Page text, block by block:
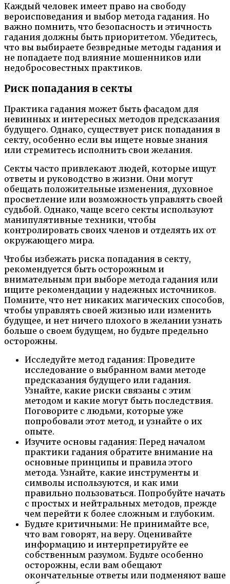
Каждый человек имеет право на свободу
вероисповедания и выбор метода гадания. Но
важно помнить, что безопасность и этичность
гадания должны быть приоритетом. Убедитесь,
что вы выбираете безвредные методы гадания и
не попадаете под влияние мошенников или
недобросовестных практиков.
Риск попадания в секты
Практика гадания может быть фасадом для
невинных и интересных методов предсказания
будущего. Однако, существует риск попадания в
секту, особенно если вы ищете новые знания
или стремитесь исполнить свои желания.
Секты часто привлекают людей, которые ищут
ответы и руководство в жизни. Они могут
обещать положительные изменения, духовное
просветление или возможность управлять своей
судьбой. Однако, чаще всего секты используют
манипулятивные техники, чтобы
контролировать своих членов и отделять их от
окружающего мира.
Чтобы избежать риска попадания в секту,
рекомендуется быть осторожным и
внимательным при выборе метода гадания или
ищите рекомендации у надежных источников.
Помните, что нет никаких магических способов,
чтобы управлять своей жизнью или изменить
будущее, и нет ничего плохого в желании узнать
больше о своем будущем, но будьте предельно
осторожны.
Исследуйте метод гадания: Проведите
исследование о выбранном вами методе
предсказания будущего или гадания.
Узнайте, какие риски связаны с этим
методом и какие могут быть последствия.
Поговорите с людьми, которые уже
попробовали этот метод, и узнайте о их
опыте.
Изучите основы гадания: Перед началом
практики гадания обратите внимание на
основные принципы и правила этого
метода. Узнайте, какие инструменты и
символы используются, и как ими
правильно пользоваться. Попробуйте начать
с простых и нейтральных методов, прежде
чем перейти к более сложным и глубоким.
Будьте критичными: Не принимайте все,
что вам говорят, на веру. Оценивайте
информацию и интерпретируйте ее
собственным разумом. Будьте особенно
осторожны, если вам обещают
окончательные ответы или подменяют ваше